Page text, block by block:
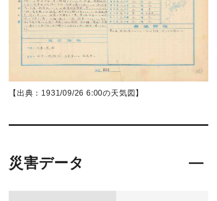
【出典：1931/09/26 6:00の天気図】
災害データ